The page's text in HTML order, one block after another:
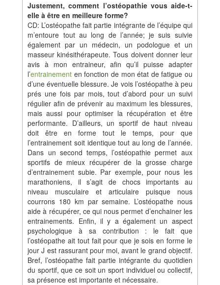
Justement, comment l’ostéopathie vous aide-t-
elle à être en meilleure forme?
CD: L’ostéopathe fait partie intégrante de l’équipe qui
m’entoure tout au long de l’année; je suis suivie
également par un médecin, un podologue et un
masseur kinésithérapeute. Tous doivent donner leur
avis à mon entraineur, afin qu’il puisse adapter
l’entrainement en fonction de mon état de fatigue ou
d’une éventuelle blessure. Je vois l’ostéopathe à peu
prés une fois par mois, tout d’abord pour un suivi
régulier afin de prévenir au maximum les blessures,
mais aussi pour optimiser la récupération et être
performante. D’ailleurs, un sportif de haut niveau
doit être en forme tout le temps, pour que
l’entrainement soit identique tout au long de l’année.
Dans un second temps, l’ostéopathie permet aux
sportifs de mieux récupérer de la grosse charge
d’entrainement subie. Par exemple, pour nous les
marathoniens, il s’agit de chocs importants au
niveau musculaire et articulaire puisque nous
courrons 180 km par semaine. L’ostéopathe nous
aide à récupérer, ce qui nous permet d’enchainer les
entrainements. Enfin, il y a également un aspect
psychologique à sa contribution : le fait que
l’ostéopathe ait tout fait pour que je sois en forme le
jour J est rassurant pour moi, avant le grand objectif.
Bref, l’ostéopathe fait partie intégrante du quotidien
du sportif, que ce soit un sport individuel ou collectif,
sa présence est importante et nécessaire.